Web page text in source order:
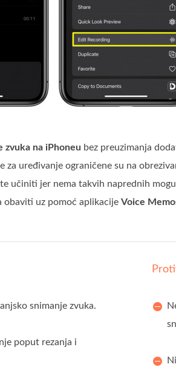
zvuka na iPhoneu bez preuzimanja
za uređivanje ograničene su na
učiniti jer nema takvih naprednih
obaviti uz pomoć aplikacije Voice
snimanje zvuka.
poput rezanja i